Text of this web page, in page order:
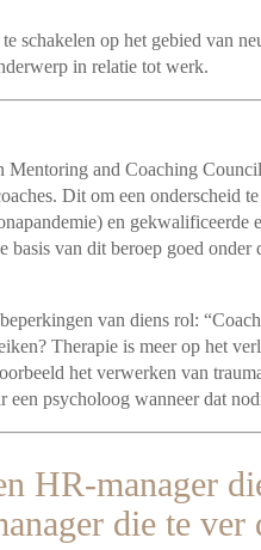
schakelen op het gebied van
in relatie tot werk.
Mentoring and Coaching
Dit om een onderscheid
en gekwalificeerde
van dit beroep goed onder
van diens rol:
Therapie is meer op het
het verwerken van
psycholoog wanneer dat
HR-manager
die te ver